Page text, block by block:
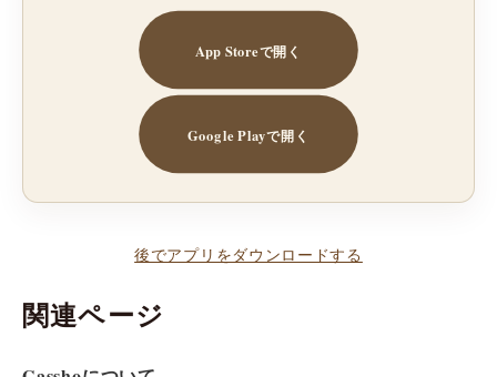
App Storeで開く
Google Playで開く
後でアプリをダウンロードする
関連ページ